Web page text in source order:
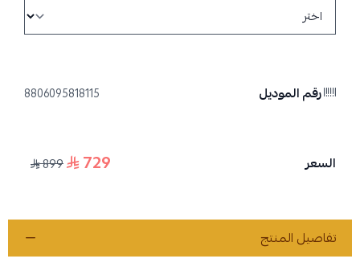
رقم الموديل 8806095818115
السعر 729
899
تفاصيل المنتج